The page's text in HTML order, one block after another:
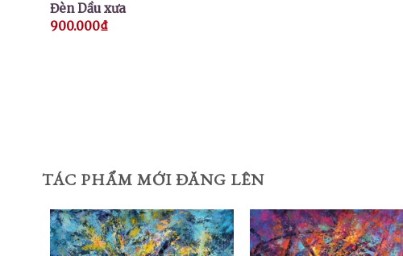
Đèn Dầu xưa
900.000₫
TÁC PHẨM MỚI ĐĂNG LÊN